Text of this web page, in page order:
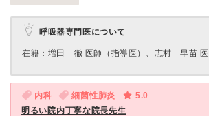
呼吸器専門医について
在籍：増田 徹 医師（指導医）、志村 早苗 医
内科 細菌性肺炎
5.0
明るい院内丁寧な院長先生